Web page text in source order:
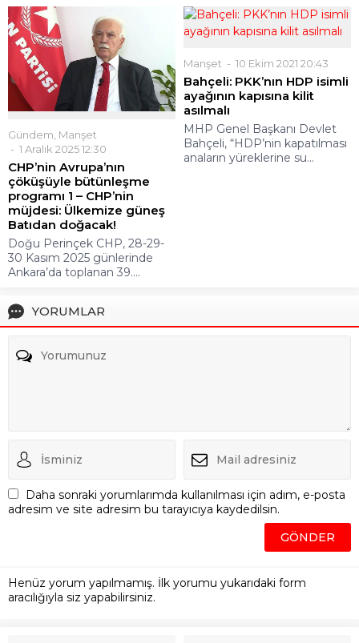
Gündem, Manşet
1 Aralık 2025 12:30
CHP’nin Avrupa’nın
çöküşüyle bütünleşme
programı 1 – CHP’nin
müjdesi: Ülkemize güneş
Batıdan doğacak!
Doğu Perinçek CHP, 28-29-
30 Kasım 2025 günlerinde
Ankara’da toplanan 39....
Manşet 10 Ekim 2021 20:43
Bahçeli: PKK’nın HDP isimli
ayağının kapısına kilit
asılmalı
MHP Genel Başkanı Devlet
Bahçeli, “HDP’nin kapatılması
anaların yüreklerine su...
YORUMLAR
Daha sonraki yorumlarımda kullanılması için adım, e-posta
adresim ve site adresim bu tarayıcıya kaydedilsin.
Henüz yorum yapılmamış. İlk yorumu yukarıdaki form
aracılığıyla siz yapabilirsiniz.